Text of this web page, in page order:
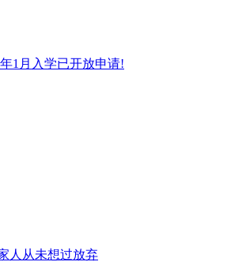
1月入学已开放申请!
人从未想过放弃